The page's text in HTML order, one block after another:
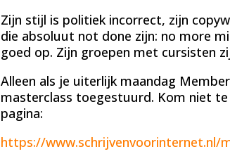
Zijn stijl is politiek incorrect, zijn
die absoluut not done zijn: no more
goed op. Zijn groepen met cursisten
Alleen als je uiterlijk maandag
masterclass toegestuurd. Kom niet
pagina:
https://www.schrijvenvoorinternet.nl/